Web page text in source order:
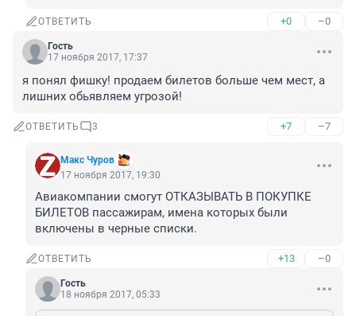
ОТВЕТИТЬ +0 –0
Гость
17 ноября 2017, 17:37
я понял фишку! продаем билетов больше чем мест, а
лишних обьявляем угрозой!
ОТВЕТИТЬ 3 +7 –7
Макс Чуров
17 ноября 2017, 19:30
Авиакомпании смогут ОТКАЗЫВАТЬ В ПОКУПКЕ
БИЛЕТОВ пассажирам, имена которых были
включены в черные списки.
ОТВЕТИТЬ +13 –0
Гость
18 ноября 2017, 05:33